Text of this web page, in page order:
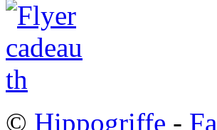
© Hippogriffe -